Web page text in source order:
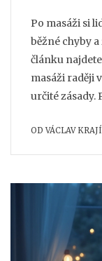
Po masáži si
běžné chyby
článku
masáži raději
určité zásady.
pomohou, aby
ODVÁCLAV